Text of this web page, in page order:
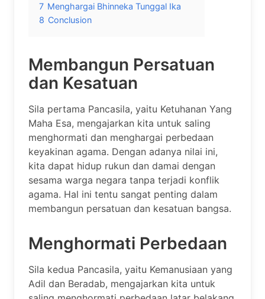
7 Menghargai Bhinneka Tunggal Ika
8 Conclusion
Membangun Persatuan
dan Kesatuan
Sila pertama Pancasila, yaitu Ketuhanan Yang
Maha Esa, mengajarkan kita untuk saling
menghormati dan menghargai perbedaan
keyakinan agama. Dengan adanya nilai ini,
kita dapat hidup rukun dan damai dengan
sesama warga negara tanpa terjadi konflik
agama. Hal ini tentu sangat penting dalam
membangun persatuan dan kesatuan bangsa.
Menghormati Perbedaan
Sila kedua Pancasila, yaitu Kemanusiaan yang
Adil dan Beradab, mengajarkan kita untuk